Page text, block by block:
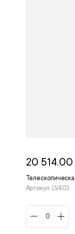
Артикул: LV403
20 514.00